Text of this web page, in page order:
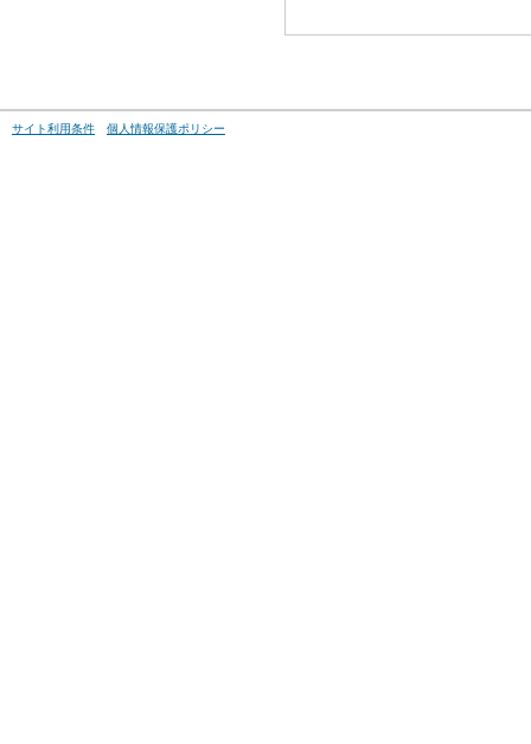
サイト利用条件 個人情報保護ポリシー